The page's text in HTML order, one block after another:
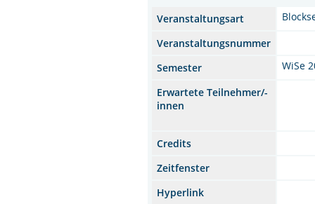
Veranstaltungsart
Veranstaltungsnummer
Semester
WiSe
Erwartete Teilnehmer/-
innen
Credits
Zeitfenster
Hyperlink